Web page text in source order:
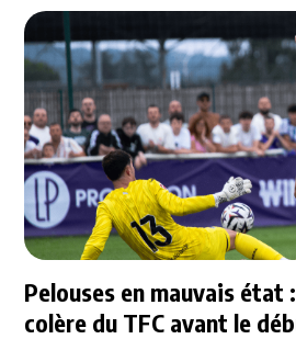
Pelouses en mauvais état
colère du TFC avant le